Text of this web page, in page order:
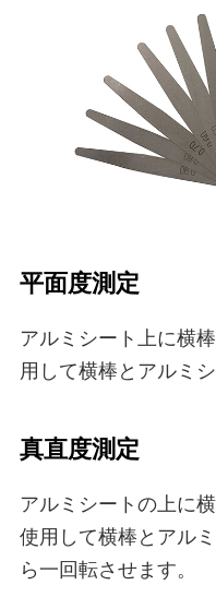
平面度測定
アルミシート上に横
用して横棒とアルミ
真直度測定
アルミシートの上に
使用して横棒とアル
ら一回転させます。